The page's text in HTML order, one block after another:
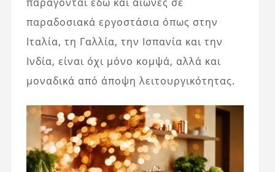
παραδοσιακά εργοστάσια όπως στην
Ιταλία, τη Γαλλία, την Ισπανία και την
Ινδία, είναι όχι μόνο κομψά, αλλά και
μοναδικά από άποψη λειτουργικότητας.